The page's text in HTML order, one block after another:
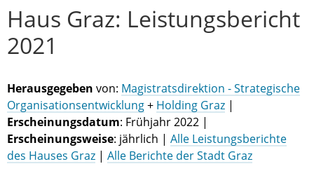
Haus Graz: Leistungsbericht
2021
Herausgegeben von: Magistratsdirektion - Strategische
Organisationsentwicklung+ Holding Graz |
Erscheinungsdatum: Frühjahr 2022 |
Erscheinungsweise: jährlich | Alle Leistungsberichte
des Hauses Graz | Alle Berichte der Stadt Graz